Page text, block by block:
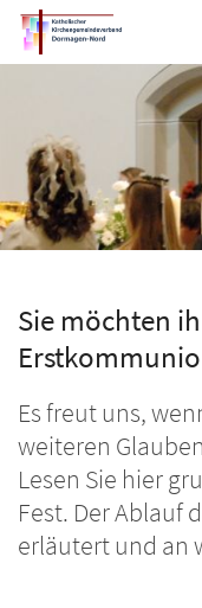
Zum Inhalt springen
Sie möchten
Es freut uns,
weiteren
Lesen Sie hier
Fest. Der Ablauf
erläutert und an